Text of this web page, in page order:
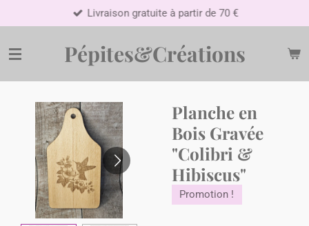
au
principal
Livraison gratuite à partir de 70 €
Pépites&Créations
​Planche en
Bois Gravée
"Colibri &
Hibiscus"
Promotion !